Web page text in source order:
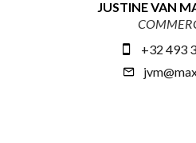
JUSTINE VAN
+32 493